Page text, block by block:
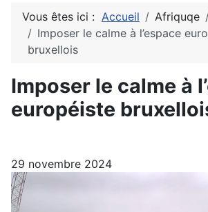
Vous êtes ici : Accueil Afriquqe
Imposer le calme à l’espace
bruxellois
Imposer le calme à
européiste
29 novembre 2024